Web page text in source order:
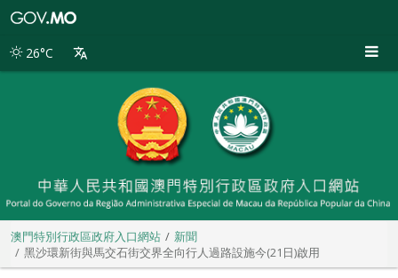
別
26°C
澳門特別行政區政府入口網站
新聞
黑沙環新街與馬交石街交界全向行人過路設施今(21日)啟用